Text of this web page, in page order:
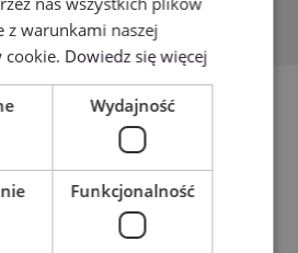
w połączeniu z
z warunkami naszej
Dowiedz się więcej
Wydajność
Funkcjonalność